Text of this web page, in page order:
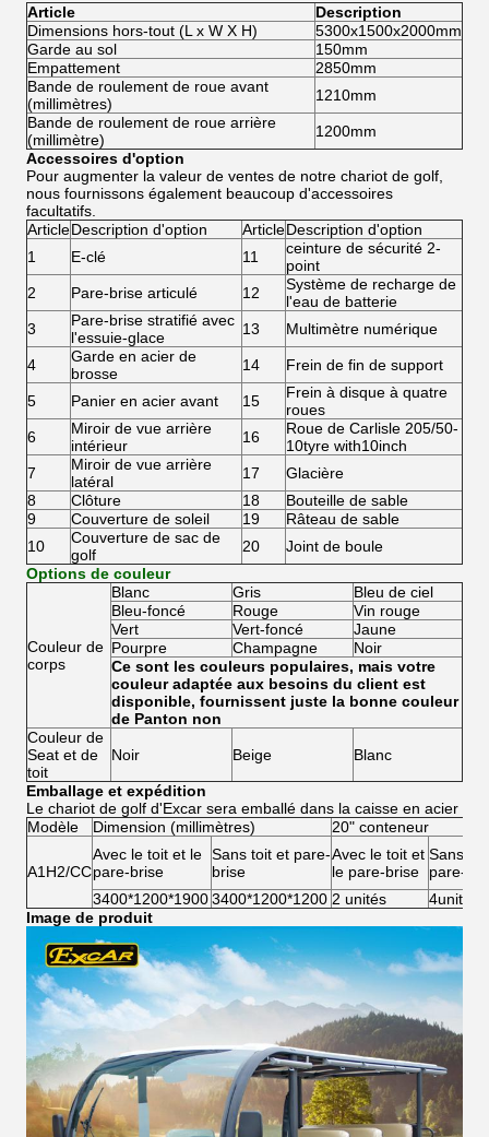
Article
Description
Dimensions hors-tout (L x W X H)
5300x1500x2000mm
Garde au sol
150mm
Empattement
2850mm
Bande de roulement de roue avant
(millimètres)
1210mm
Bande de roulement de roue arrière
(millimètre)
1200mm
Accessoires d'option
Pour augmenter la valeur de ventes de notre chariot de golf,
nous fournissons également beaucoup d'accessoires
facultatifs.
ArticleDescription d'option ArticleDescription d'option
1
E-clé 11
ceinture de sécurité 2-
point
2
Pare-brise articulé 12
Système de recharge de
l'eau de batterie
3
Pare-brise stratifié avec
l'essuie-glace
13 Multimètre numérique
4
Garde en acier de
brosse
14 Frein de fin de support
5 Panier en acier avant 15
Frein à disque à quatre
roues
6
Miroir de vue arrière
intérieur
16
Roue de Carlisle 205/50-
10tyre with10inch
7
Miroir de vue arrière
latéral
17
Glacière
8
Clôture 18
Bouteille de sable
9
Couverture de soleil 19
Râteau de sable
10
Couverture de sac de
golf
20
Joint de boule
Options de couleur
Couleur de
corps
Blanc Gris
Bleu de ciel
Bleu-foncé
Rouge
Vin rouge
Vert
Vert-foncé
Jaune
Pourpre
Champagne
Noir
Ce sont les couleurs populaires, mais votre
couleur adaptée aux besoins du client est
disponible, fournissent juste la bonne couleur
de Panton non
Couleur de
Seat et de
toit
Noir Beige Blanc
Emballage et expédition
Le chariot de golf d'Excar sera emballé dans la caisse en acier
Modèle
Dimension (millimètres) 20" conteneur
A1H2/CC
Avec le toit et le
pare-brise
Sans toit et pare-
brise
Avec le toit et
le pare-brise
Sans
pare-
3400*1200*19003400*1200*1200 2 unités
4units
Image de produit